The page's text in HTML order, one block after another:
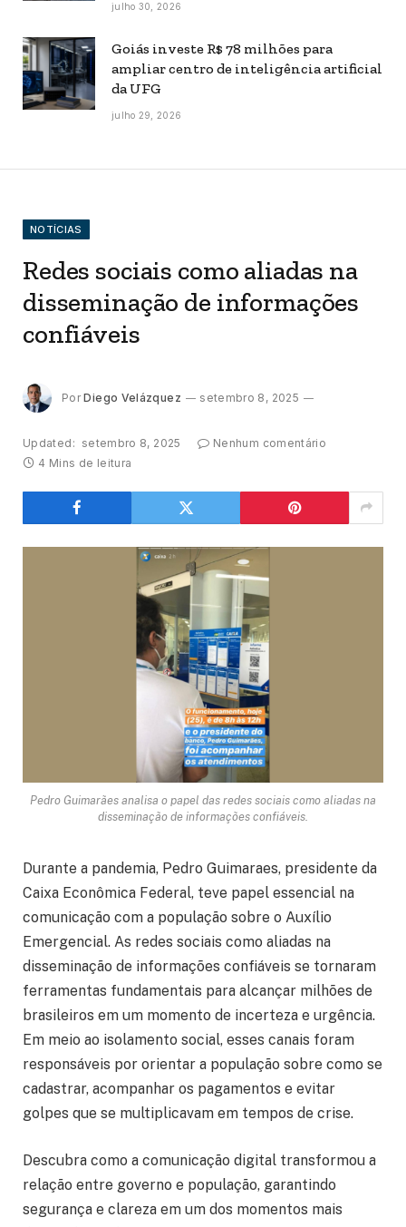
julho 30, 2026
Goiás investe R$ 78 milhões para
ampliar centro de inteligência artificial
da UFG
julho 29, 2026
NOTÍCIAS
Redes sociais como aliadas na
disseminação de informações
confiáveis
Por Diego Velázquez setembro 8, 2025
Updated: setembro 8, 2025
Nenhum comentário
4 Mins de leitura
Pedro Guimarães analisa o papel das redes sociais como aliadas na
disseminação de informações confiáveis.
Durante a pandemia, Pedro Guimaraes, presidente da
Caixa Econômica Federal, teve papel essencial na
comunicação com a população sobre o Auxílio
Emergencial. As redes sociais como aliadas na
disseminação de informações confiáveis se tornaram
ferramentas fundamentais para alcançar milhões de
brasileiros em um momento de incerteza e urgência.
Em meio ao isolamento social, esses canais foram
responsáveis por orientar a população sobre como se
cadastrar, acompanhar os pagamentos e evitar
golpes que se multiplicavam em tempos de crise.
Descubra como a comunicação digital transformou a
relação entre governo e população, garantindo
segurança e clareza em um dos momentos mais